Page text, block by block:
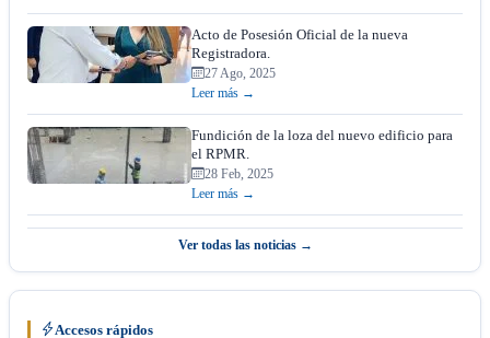
Acto de Posesión Oficial de la nueva
Registradora.
27 Ago, 2025
Leer más →
Fundición de la loza del nuevo edificio para
el RPMR.
28 Feb, 2025
Leer más →
Ver todas las noticias →
Accesos rápidos